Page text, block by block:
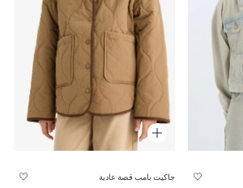
جاكيت بامب قصة عادية